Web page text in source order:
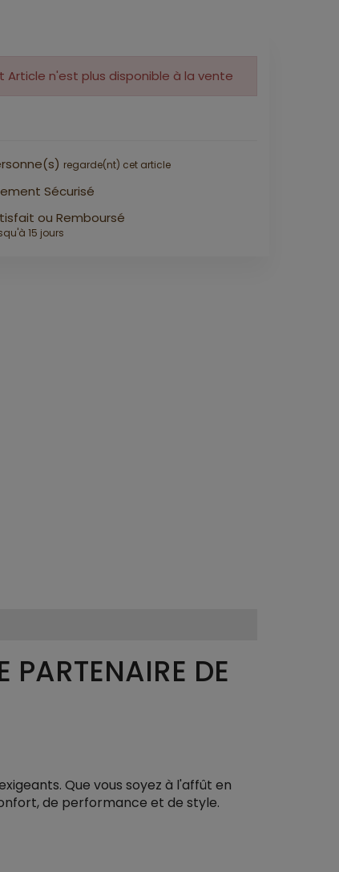
Article n'est plus disponible à la vente
regarde(nt) cet article
Sécurisé
ou Remboursé
15 jours
DE
Que vous soyez à l'affût en
de performance et de style.